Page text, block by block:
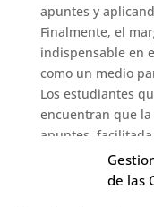
de las
apuntes y
Finalmente, el
indispensable en
como un medio
Los estudiantes
encuentran que
apuntes,
superior, mejora
sus sesiones de